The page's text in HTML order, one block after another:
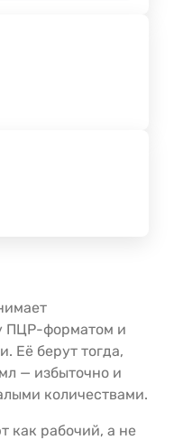
ПЦР-форматом и
Её берут тогда,
— избыточно и
количествами.
как рабочий, а не